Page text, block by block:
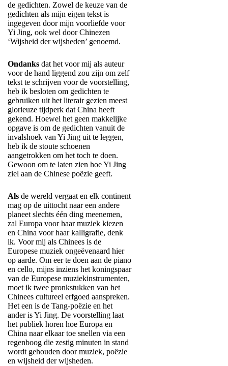
de gedichten. Zowel de keuze van de
gedichten als mijn eigen tekst is
ingegeven door mijn voorliefde voor
Yi Jing, ook wel door Chinezen
‘Wijsheid der wijsheden’ genoemd.
Ondanksdat het voor mij als auteur
voor de hand liggend zou zijn om zelf
tekst te schrijven voor de voorstelling,
heb ik besloten om gedichten te
gebruiken uit het literair gezien meest
glorieuze tijdperk dat China heeft
gekend. Hoewel het geen makkelijke
opgave is om de gedichten vanuit de
invalshoek van Yi Jing uit te leggen,
heb ik de stoute schoenen
aangetrokken om het toch te doen.
Gewoon om te laten zien hoe Yi Jing
ziel aan de Chinese poëzie geeft.
Als de wereld vergaat en elk continent
mag op de uittocht naar een andere
planeet slechts één ding meenemen,
zal Europa voor haar muziek kiezen
en China voor haar kalligrafie, denk
ik. Voor mij als Chinees is de
Europese muziek ongeëvenaard hier
op aarde. Om eer te doen aan de piano
en cello, mijns inziens het koningspaar
van de Europese muziekinstrumenten,
moet ik twee pronkstukken van het
Chinees cultureel erfgoed aanspreken.
Het een is de Tang-poëzie en het
ander is Yi Jing. De voorstelling laat
het publiek horen hoe Europa en
China naar elkaar toe snellen via een
regenboog die zestig minuten in stand
wordt gehouden door muziek, poëzie
en wijsheid der wijsheden.